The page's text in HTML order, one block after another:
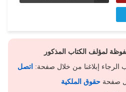
لمؤلف الكتاب المذكور
الرجاء إبلاغنا من خلال صفحة: اتصل
صفحة حقوق الملكية